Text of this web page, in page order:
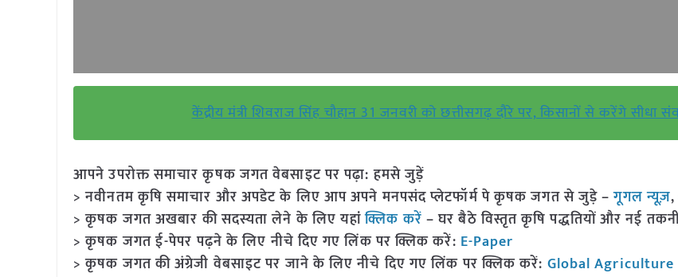
केंद्रीय मंत्री शिवराज सिंह चौहान 31 जनवरी को छत्तीसगढ़ दौरे पर, किसानों से करेंगे सीधा
आपने उपरोक्त समाचार कृषक जगत वेबसाइट पर पढ़ा: हमसे जुड़ें
> नवीनतम कृषि समाचार और अपडेट के लिए आप अपने मनपसंद प्लेटफॉर्म पे कृषक जगत से जुड़े –गूगल न्यूज़
> कृषक जगत अखबार की सदस्यता लेने के लिए यहांक्लिक करें – घर बैठे विस्तृत कृषि पद्धतियों और नई
> कृषक जगत ई-पेपर पढ़ने के लिए नीचे दिए गए लिंक पर क्लिक करें: E-Paper
> कृषक जगत की अंग्रेजी वेबसाइट पर जाने के लिए नीचे दिए गए लिंक पर क्लिक करें: Global Agriculture